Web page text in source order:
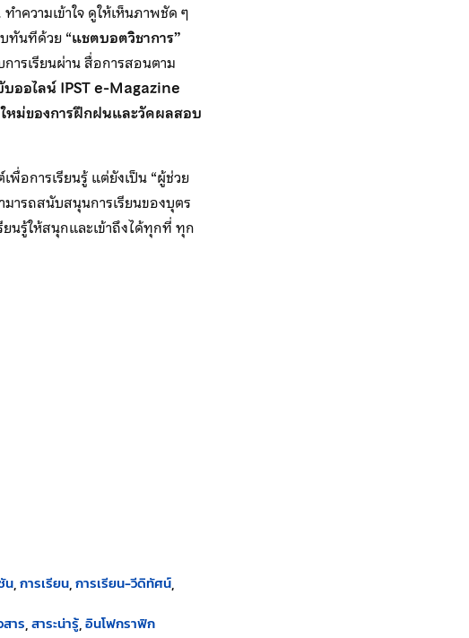
ทำความเข้าใจ ดูให้เห็นภาพชัด ๆ
ทันทีด้วย “แชตบอตวิชาการ”
ารเรียนผ่าน สื่อการสอนตาม
ออไลน์ IPST e-Magazine
หม่ของการฝึกฝนและวัดผลสอบ
พื่อการเรียนรู้ แต่ยังเป็น “ผู้ช่วย
ารถสนับสนุนการเรียนของบุตร
ยนรู้ให้สนุกและเข้าถึงได้ทุกที่ ทุก
น การเรียน การเรียน-วีดิทัศน์
าร สาระน่ารู้ อินโฟกราฟิก